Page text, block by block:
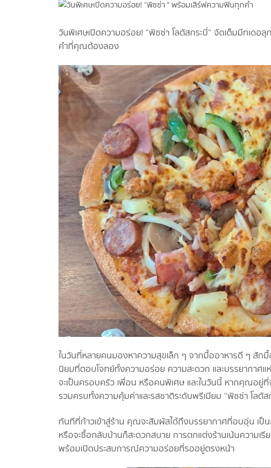
วันพิเศษเปิดความอร่อย! “พิซซ่า โลตัสกระบี่” จัดเต็มมีทเด
คำที่คุณต้องลอง
ในวันที่หลายคนมองหาความสุขเล็ก ๆ จากมื้ออาหารดี ๆ สัก
นิยมที่ตอบโจทย์ทั้งความอร่อย ความสะดวก และบรรยากาศ
จะเป็นครอบครัว เพื่อน หรือคนพิเศษ และในวันนี้ หากคุณอยู่
รวมครบทั้งความคุ้มค่าและรสชาติระดับพรีเมียม “พิซซ่า โลตั
ทันทีที่ก้าวเข้าสู่ร้าน คุณจะสัมผัสได้ถึงบรรยากาศที่อบอุ่น เป็
หรือจะซื้อกลับบ้านก็สะดวกสบาย การตกแต่งร้านเน้นความเ
พร้อมเปิดประสบการณ์ความอร่อยที่รออยู่ตรงหน้า